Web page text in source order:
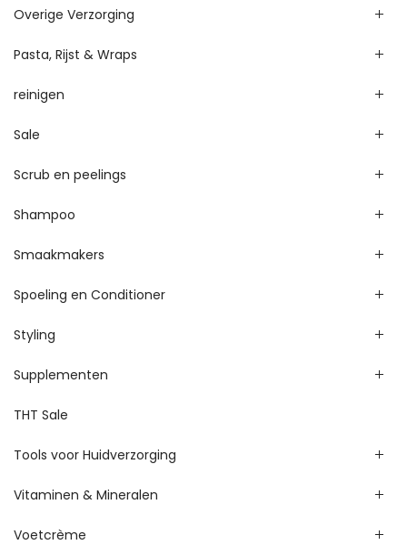
Overige Verzorging
Pasta, Rijst & Wraps
reinigen
Sale
Scrub en peelings
Shampoo
Smaakmakers
Spoeling en Conditioner
Styling
Supplementen
THT Sale
Tools voor Huidverzorging
Vitaminen & Mineralen
Voetcrème